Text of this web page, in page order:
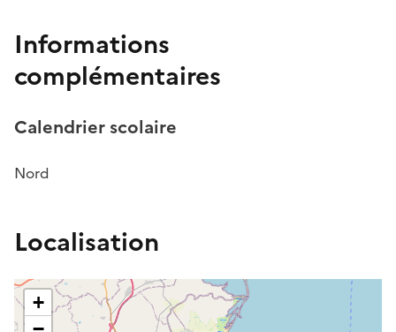
Informations
complémentaires
Calendrier scolaire
Nord
Localisation
+